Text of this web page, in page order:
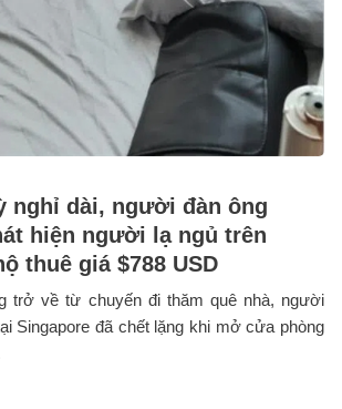
nghỉ dài, người đàn ông
hiện người lạ ngủ trên
thuê giá $788 USD
trở về từ chuyến đi thăm quê nhà, người
Singapore đã chết lặng khi mở cửa phòng